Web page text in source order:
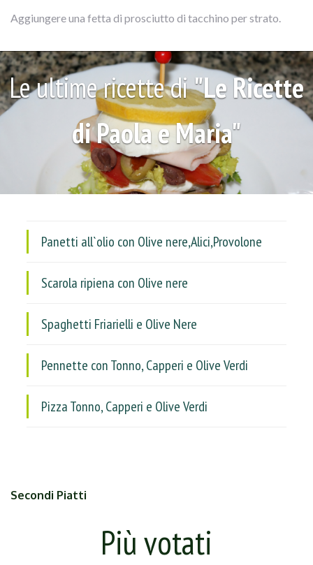
Aggiungere una fetta di prosciutto di tacchino per strato.
Le ultime ricette di"Le Ricette
di Paola e Maria"
Panetti all`olio con Olive nere,Alici,Provolone
Scarola ripiena con Olive nere
Spaghetti Friarielli e Olive Nere
Pennette con Tonno, Capperi e Olive Verdi
Pizza Tonno, Capperi e Olive Verdi
Secondi Piatti
Più votati